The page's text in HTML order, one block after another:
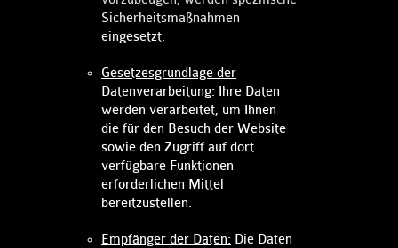
Sicherheitsmaßnahmen
eingesetzt.​​
Gesetzesgrundlage der
Datenverarbeitung: Ihre Daten
werden verarbeitet, um Ihnen
die für den Besuch der Website
sowie den Zugriff auf dort
verfügbare Funktionen
erforderlichen Mittel
bereitzustellen. ​
Empfänger der Daten: Die Daten